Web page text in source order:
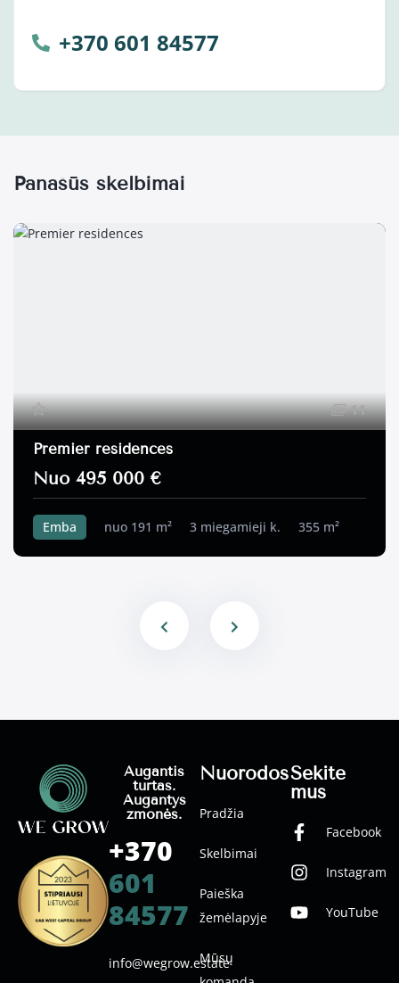
+370 601 84577
Panašūs skelbimai
11
Premier residences
Nuo 495 000 €
Emba nuo 191 m² 3 miegamieji k. 355 m²
Nuorodos
Pradžia
Skelbimai
Paieška
žemėlapyje
Mūsų
Sekite
mus
Facebook
Instagram
YouTube
Augantis
turtas.
Augantys
žmonės.
+370
601
84577
info@wegrow.estate